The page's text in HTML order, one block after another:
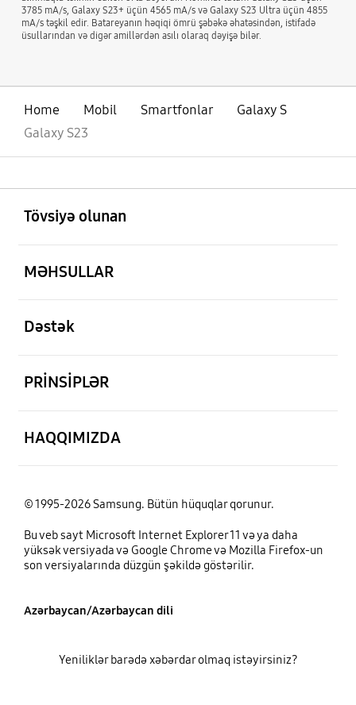
3785 mA/s, Galaxy S23+ üçün 4565 mA/s və Galaxy S23 Ultra üçün 4855
mA/s təşkil edir. Batareyanın həqiqi ömrü şəbəkə əhatəsindən, istifadə
üsullarından və digər amillərdən asılı olaraq dəyişə bilər.
Home Mobil Smartfonlar
Galaxy S
Galaxy S23
Tövsiyə olunan
MƏHSULLAR
Dəstək
PRİNSİPLƏR
HAQQIMIZDA
© 1995-2026 Samsung. Bütün hüquqlar qorunur.
Bu veb sayt Microsoft Internet Explorer 11 və ya daha
yüksək versiyada və Google Chrome və Mozilla Firefox-un
son versiyalarında düzgün şəkildə göstərilir.
Azərbaycan/Azərbaycan dili
Yeniliklər barədə xəbərdar olmaq istəyirsiniz?